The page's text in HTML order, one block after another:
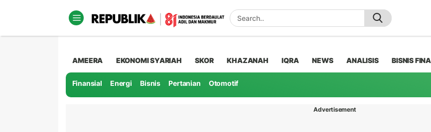
AMEERA EKONOMI SYARIAH SKOR KHAZANAH IQRA NEWS ANALISIS BISNIS
Finansial Energi Bisnis Pertanian Otomotif
Advertisement